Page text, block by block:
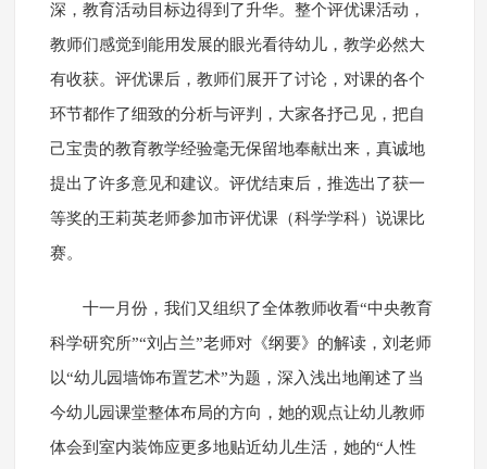
深，教育活动目标边得到了升华。整个评优课活动，
教师们感觉到能用发展的眼光看待幼儿，教学必然大
有收获。评优课后，教师们展开了讨论，对课的各个
环节都作了细致的分析与评判，大家各抒己见，把自
己宝贵的教育教学经验毫无保留地奉献出来，真诚地
提出了许多意见和建议。评优结束后，推选出了获一
等奖的王莉英老师参加市评优课（科学学科）说课比
赛。
十一月份，我们又组织了全体教师收看“中央教育
科学研究所”“刘占兰”老师对《纲要》的解读，刘老师
以“幼儿园墙饰布置艺术”为题，深入浅出地阐述了当
今幼儿园课堂整体布局的方向，她的观点让幼儿教师
体会到室内装饰应更多地贴近幼儿生活，她的“人性